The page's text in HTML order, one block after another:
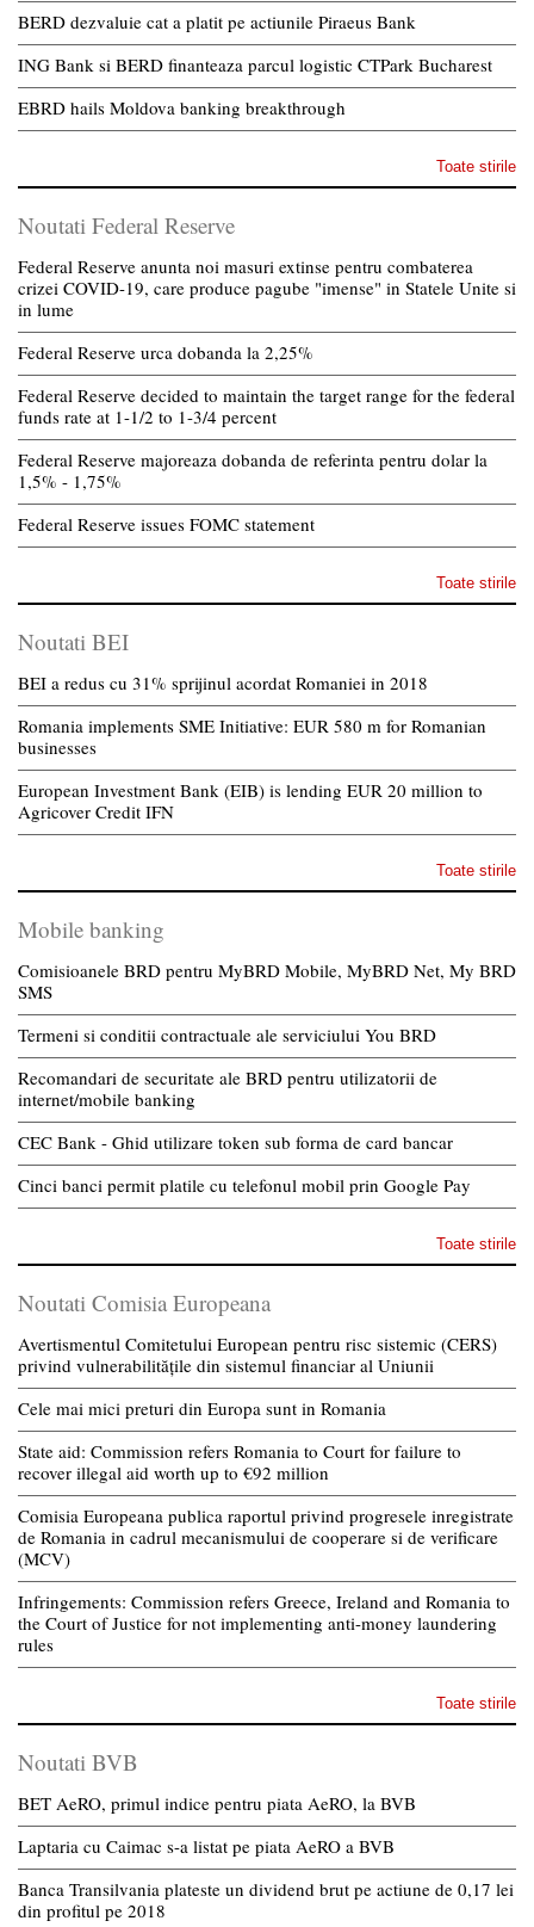
BERD dezvaluie cat a platit pe actiunile Piraeus Bank
ING Bank si BERD finanteaza parcul logistic CTPark Bucharest
EBRD hails Moldova banking breakthrough
Toate stirile
Noutati Federal Reserve
Federal Reserve anunta noi masuri extinse pentru combaterea
crizei COVID-19, care produce pagube "imense" in Statele Unite si
in lume
Federal Reserve urca dobanda la 2,25%
Federal Reserve decided to maintain the target range for the federal
funds rate at 1-1/2 to 1-3/4 percent
Federal Reserve majoreaza dobanda de referinta pentru dolar la
1,5% - 1,75%
Federal Reserve issues FOMC statement
Toate stirile
Noutati BEI
BEI a redus cu 31% sprijinul acordat Romaniei in 2018
Romania implements SME Initiative: EUR 580 m for Romanian
businesses
European Investment Bank (EIB) is lending EUR 20 million to
Agricover Credit IFN
Toate stirile
Mobile banking
Comisioanele BRD pentru MyBRD Mobile, MyBRD Net, My BRD
SMS
Termeni si conditii contractuale ale serviciului You BRD
Recomandari de securitate ale BRD pentru utilizatorii de
internet/mobile banking
CEC Bank - Ghid utilizare token sub forma de card bancar
Cinci banci permit platile cu telefonul mobil prin Google Pay
Toate stirile
Noutati Comisia Europeana
Avertismentul Comitetului European pentru risc sistemic (CERS)
privind vulnerabilitățile din sistemul financiar al Uniunii
Cele mai mici preturi din Europa sunt in Romania
State aid: Commission refers Romania to Court for failure to
recover illegal aid worth up to €92 million
Comisia Europeana publica raportul privind progresele inregistrate
de Romania in cadrul mecanismului de cooperare si de verificare
(MCV)
Infringements: Commission refers Greece, Ireland and Romania to
the Court of Justice for not implementing anti-money laundering
rules
Toate stirile
Noutati BVB
BET AeRO, primul indice pentru piata AeRO, la BVB
Laptaria cu Caimac s-a listat pe piata AeRO a BVB
Banca Transilvania plateste un dividend brut pe actiune de 0,17 lei
din profitul pe 2018